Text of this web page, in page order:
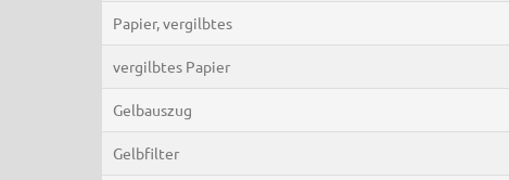
Papier, vergilbtes
vergilbtes Papier
Gelbauszug
Gelbfilter